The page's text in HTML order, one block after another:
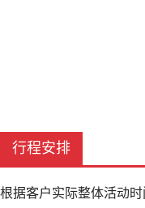
行程安排
根据客户实际整体活动